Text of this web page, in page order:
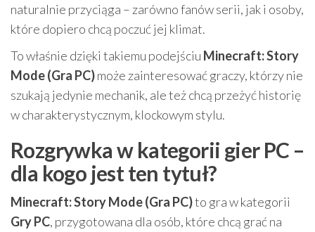
naturalnie przyciąga – zarówno fanów serii, jak i osoby,
które dopiero chcą poczuć jej klimat.
To właśnie dzięki takiemu podejściu Minecraft: Story
Mode (Gra PC)może zainteresować graczy, którzy nie
szukają jedynie mechanik, ale też chcą przeżyć historię
w charakterystycznym, klockowym stylu.
Rozgrywka w kategorii gier PC –
dla kogo jest ten tytuł?
Minecraft: Story Mode (Gra PC)to gra w kategorii
Gry PC, przygotowana dla osób, które chcą grać na